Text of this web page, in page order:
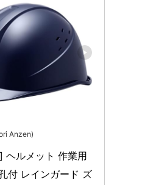
Anzen)
ヘルメット 作業用
付 レインガード ズ